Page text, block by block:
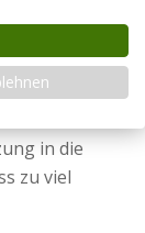
in die
zu viel